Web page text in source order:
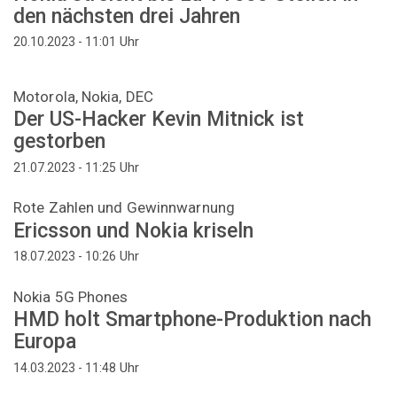
den nächsten drei Jahren
20.10.2023 - 11:01 Uhr
Motorola, Nokia, DEC
Der US-Hacker Kevin Mitnick ist
gestorben
21.07.2023 - 11:25 Uhr
Rote Zahlen und Gewinnwarnung
Ericsson und Nokia kriseln
18.07.2023 - 10:26 Uhr
Nokia 5G Phones
HMD holt Smartphone-Produktion nach
Europa
14.03.2023 - 11:48 Uhr